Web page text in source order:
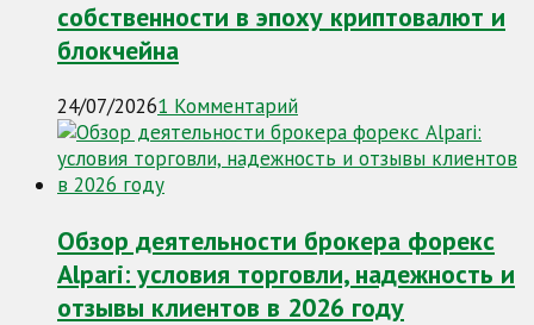
собственности в эпоху криптовалют и
блокчейна
24/07/20261 Комментарий
Обзор деятельности брокера форекс
Alpari: условия торговли, надежность и
отзывы клиентов в 2026 году